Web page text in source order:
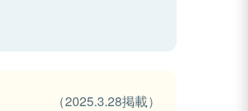
（2025.3.28掲載）